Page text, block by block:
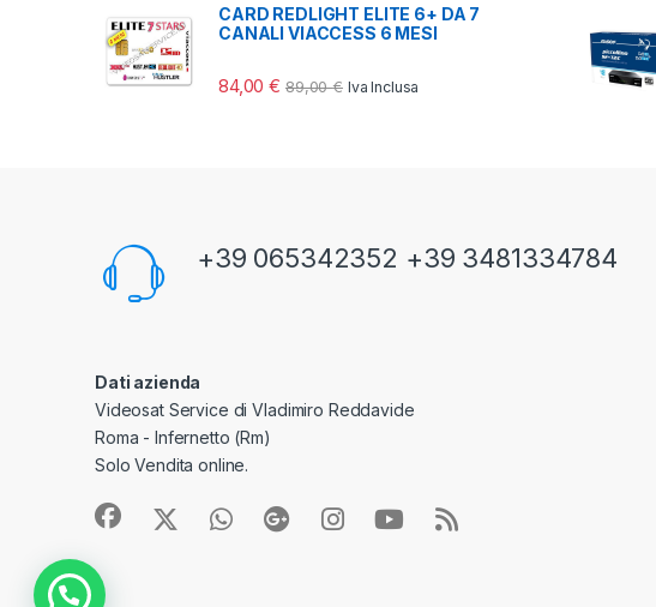
CARD REDLIGHT ELITE 6+ DA 7
CANALI VIACCESS 6 MESI
84,00€ 89,00€ Iva Inclusa
+39 065342352 +39 3481334784
Dati azienda
Videosat Service di Vladimiro Reddavide
Roma - Infernetto (Rm)
Solo Vendita online.